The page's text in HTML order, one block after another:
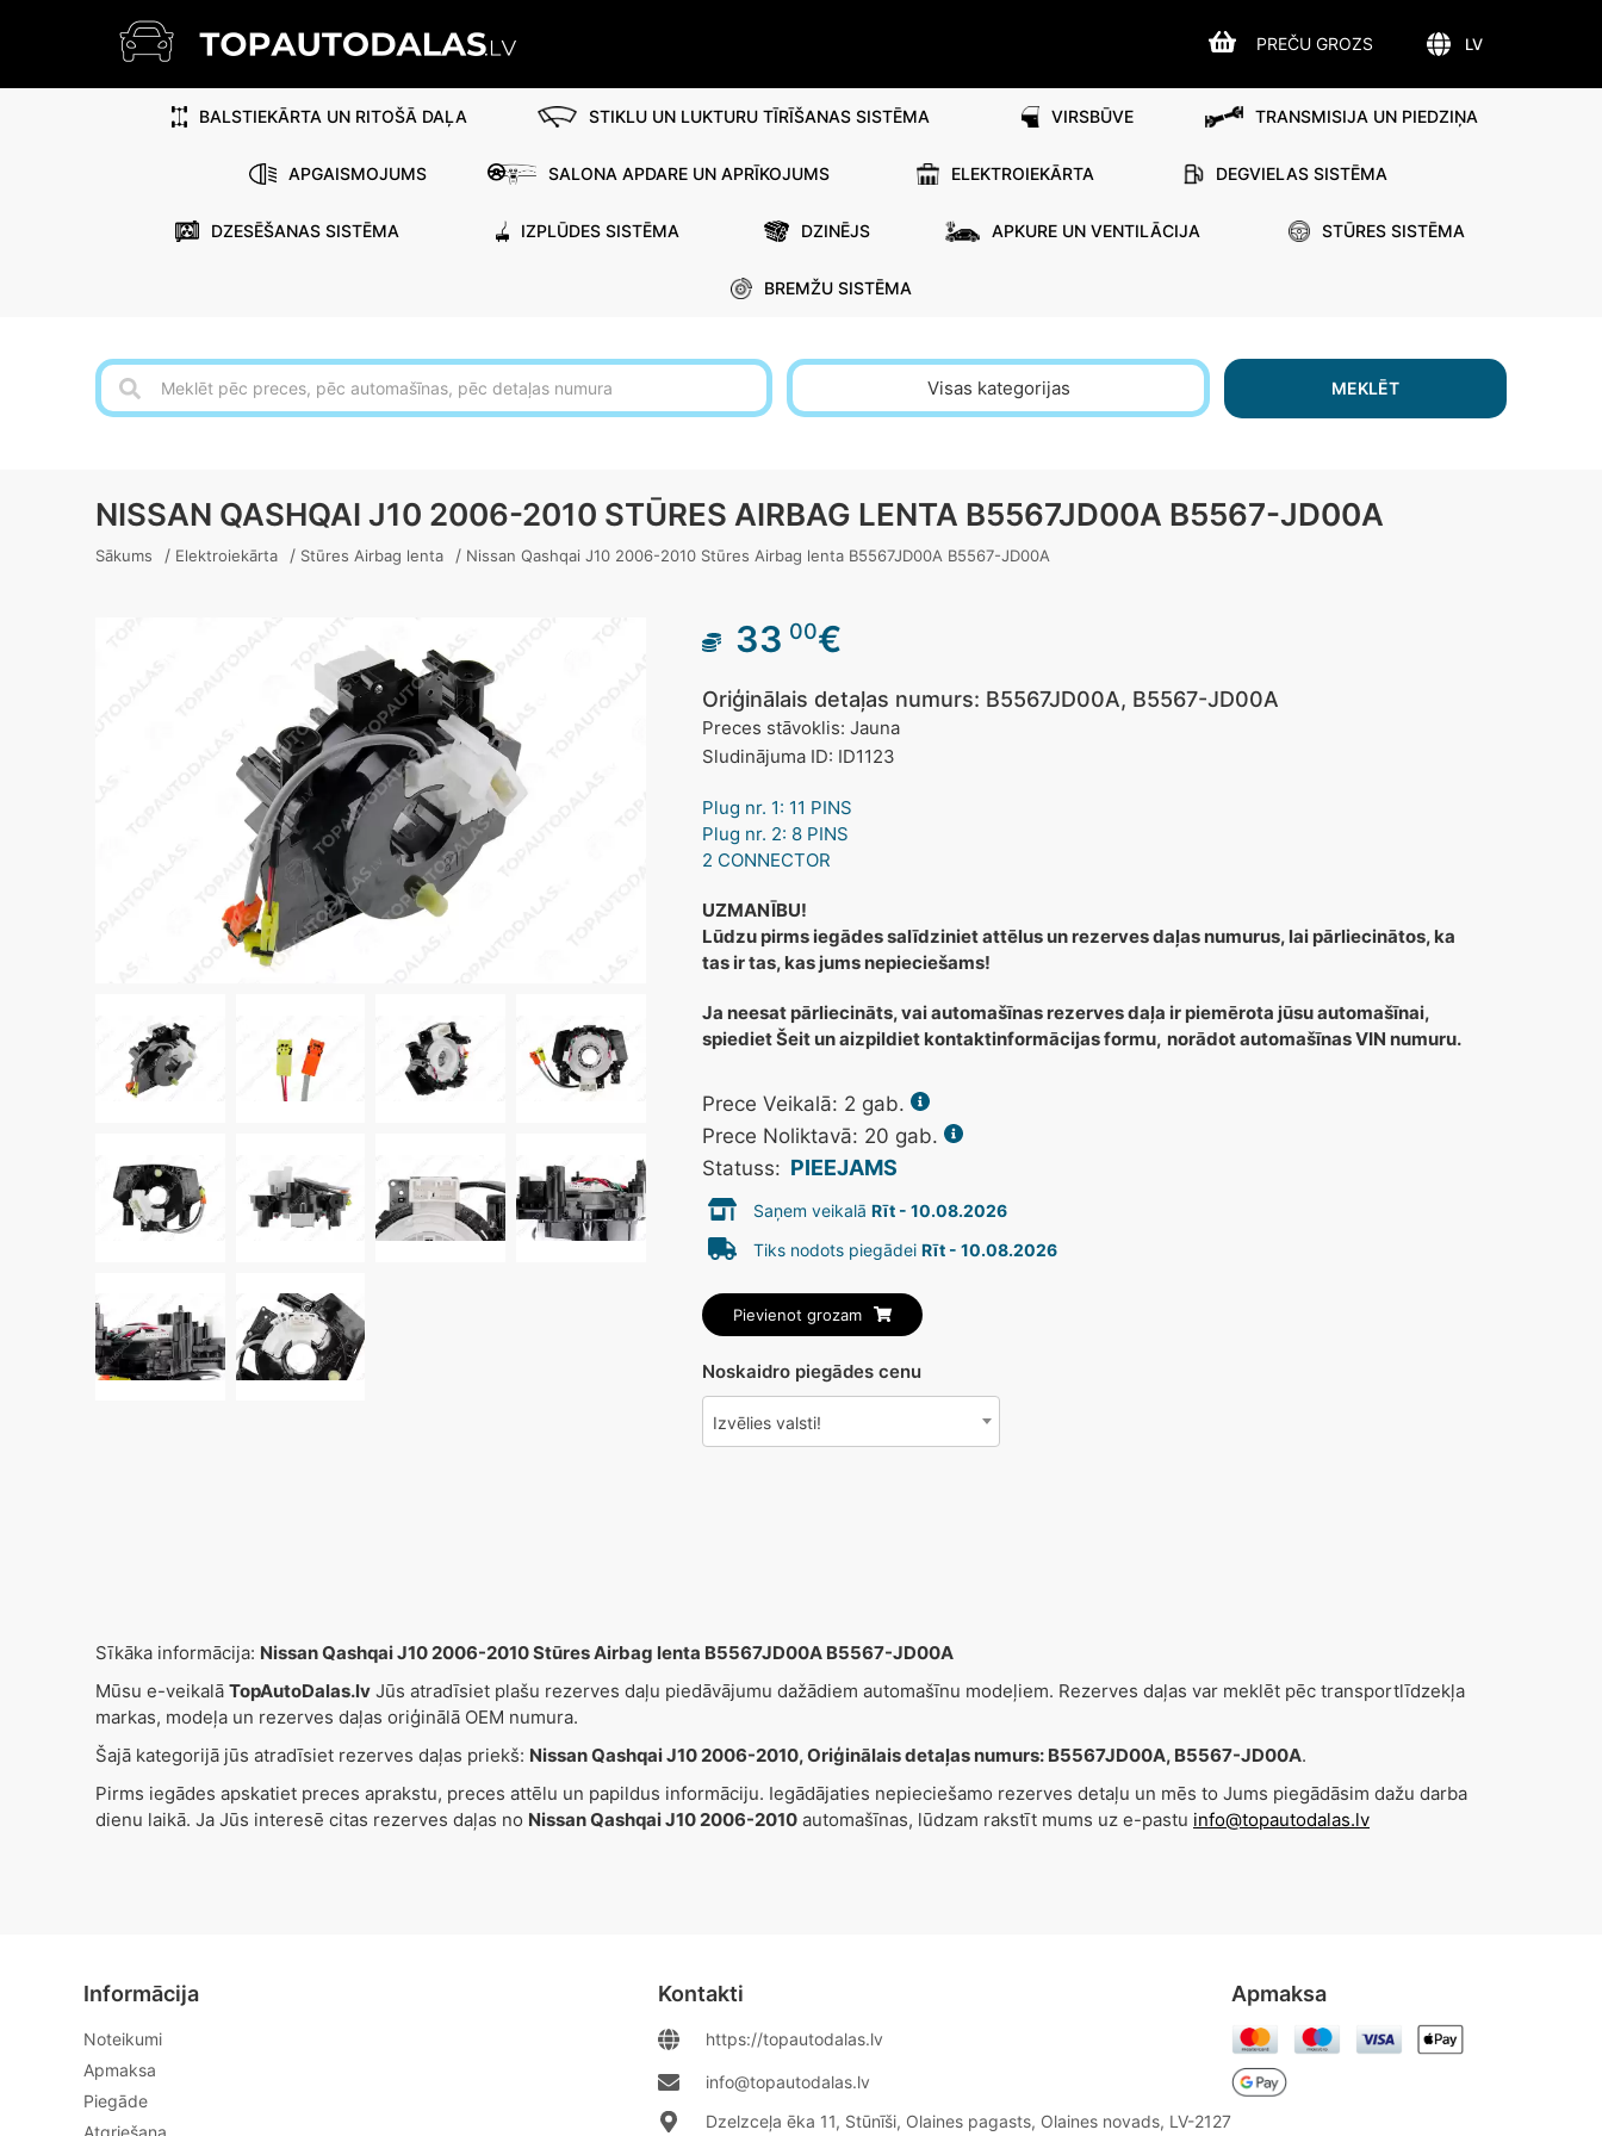
BALSTIEKĀRTA UN RITOŠĀ DAĻA STIKLU UN LUKTURU TĪRĪŠANAS SISTĒMA VIRSBŪVE TRANSMISIJA UN PIEDZIŅA
APGAISMOJUMS SALONA APDARE UN APRĪKOJUMS ELEKTROIEKĀRTA DEGVIELAS SISTĒMA
DZESĒŠANAS SISTĒMA IZPLŪDES SISTĒMA DZINĒJS APKURE UN VENTILĀCIJA STŪRES SISTĒMA
BREMŽU SISTĒMA
Visas kategorijas MEKLĒT
NISSAN QASHQAI J10 2006-2010 STŪRES AIRBAG LENTA B5567JD00A B5567-JD00A
Sākums / Elektroiekārta / Stūres Airbag lenta / Nissan Qashqai J10 2006-2010 Stūres Airbag lenta B5567JD00A B5567-JD00A
33 00€
Oriģinālais detaļas numurs: B5567JD00A, B5567-JD00A
Preces stāvoklis: Jauna
Sludinājuma ID: ID1123
Plug nr. 1: 11 PINS
Plug nr. 2: 8 PINS
2 CONNECTOR
UZMANĪBU!
Lūdzu pirms iegādes salīdziniet attēlus un rezerves daļas numurus, lai pārliecinātos, ka
tas ir tas, kas jums nepieciešams!
Ja neesat pārliecināts, vai automašīnas rezerves daļa ir piemērota jūsu automašīnai,
spiediet Šeit un aizpildiet kontaktinformācijas formu, norādot automašīnas VIN numuru.
Prece Veikalā: 2 gab.
Prece Noliktavā: 20 gab.
Statuss: PIEEJAMS
Saņem veikalāRīt - 10.08.2026
Tiks nodots piegādeiRīt - 10.08.2026
Pievienot grozam
Noskaidro piegādes cenu
Izvēlies valsti!
Sīkāka informācija: Nissan Qashqai J10 2006-2010 Stūres Airbag lenta B5567JD00A B5567-JD00A
Mūsu e-veikalā TopAutoDalas.lv Jūs atradīsiet plašu rezerves daļu piedāvājumu dažādiem automašīnu modeļiem. Rezerves daļas var meklēt pēc transportlīdzekļa
markas, modeļa un rezerves daļas oriģinālā OEM numura.
Šajā kategorijā jūs atradīsiet rezerves daļas priekš: Nissan Qashqai J10 2006-2010, Oriģinālais detaļas numurs: B5567JD00A, B5567-JD00A.
Pirms iegādes apskatiet preces aprakstu, preces attēlu un papildus informāciju. Iegādājaties nepieciešamo rezerves detaļu un mēs to Jums piegādāsim dažu darba
dienu laikā. Ja Jūs interesē citas rezerves daļas no Nissan Qashqai J10 2006-2010 automašīnas, lūdzam rakstīt mums uz e-pastu info@topautodalas.lv
Informācija
Noteikumi
Apmaksa
Piegāde
Atgriešana
Kontakti
https://topautodalas.lv
info@topautodalas.lv
Dzelzceļa ēka 11, Stūnīši, Olaines pagasts, Olaines novads, LV-2127
Apmaksa
LV
PREČU GROZS